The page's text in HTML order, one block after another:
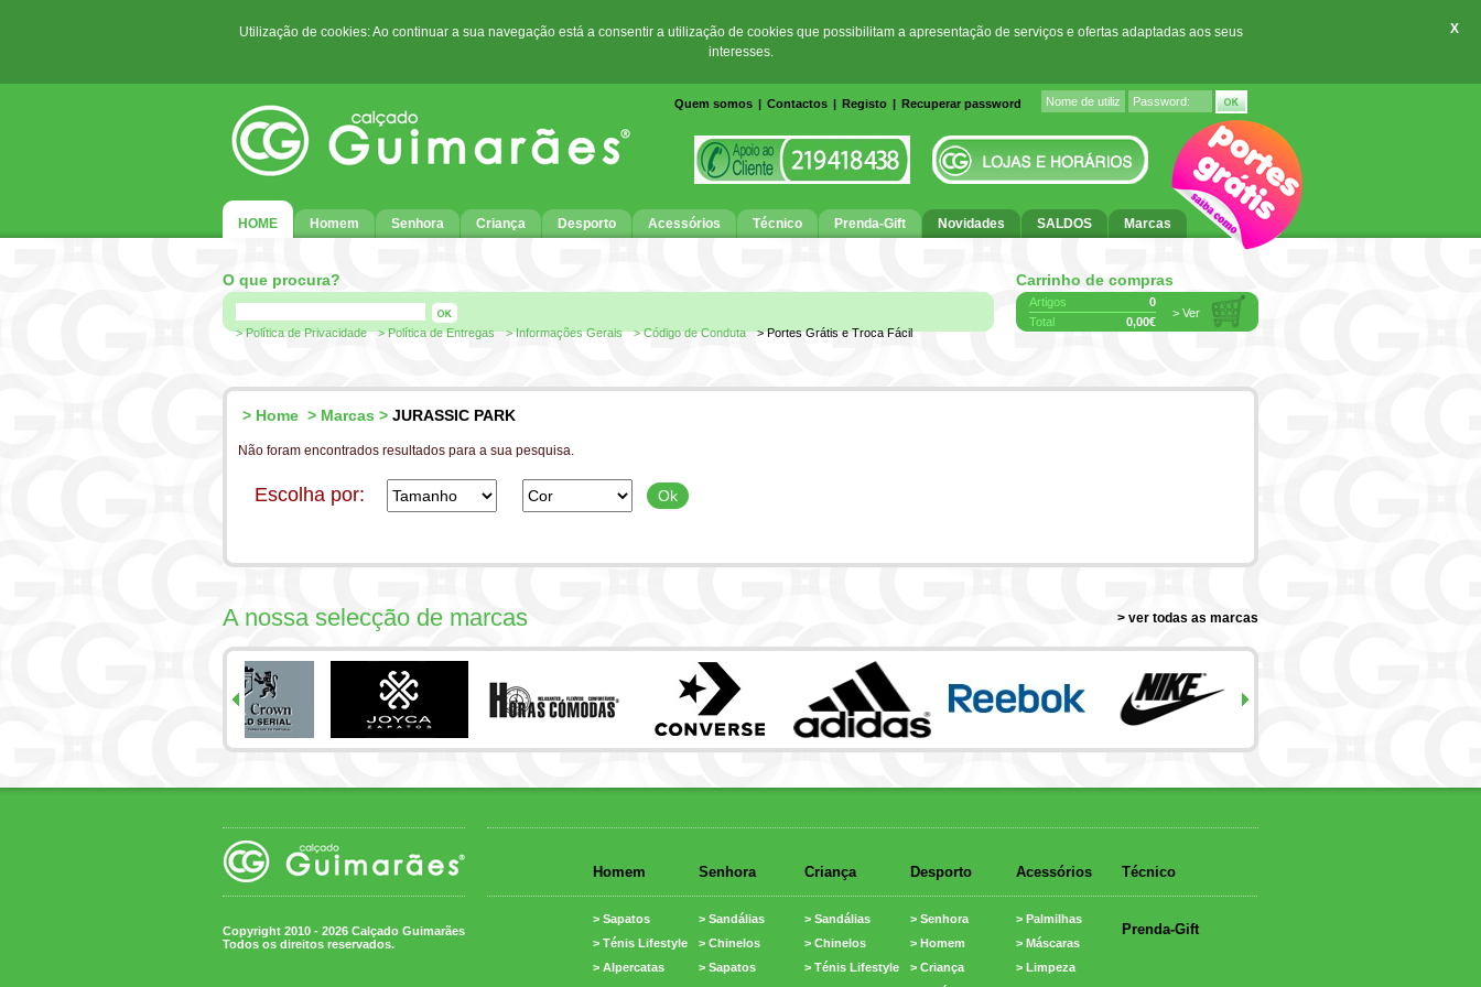
Utilização de cookies: Ao continuar a sua navegação está a consentir a utilização de cookies que possibilitam a apresentação de serviços e ofertas adaptadas aos seus
interesses.
X
Quem somos | Contactos | Registo | Recuperar password
HOME Homem Senhora Criança Desporto Acessórios Técnico Prenda-Gift Novidades SALDOS Marcas
O que procura? Carrinho de compras
> Política de Privacidade > Política de Entregas > Informações Gerais > Código de Conduta > Portes Grátis e Troca Fácil
Artigos
0
Total
0,00€
> Ver
> Home > Marcas > JURASSIC PARK
Não foram encontrados resultados para a sua pesquisa.
Escolha por:
A nossa selecção de marcas > ver todas as marcas
Copyright 2010 - 2026 Calçado Guimarães
Todos os direitos reservados.
Homem
> Sapatos
> Ténis Lifestyle
> Alpercatas
Senhora
> Sandálias
> Chinelos
> Sapatos
Criança
> Sandálias
> Chinelos
> Ténis Lifestyle
Desporto
> Senhora
> Homem
> Criança
Acessórios
> Palmilhas
> Máscaras
> Limpeza
Técnico
Prenda-Gift